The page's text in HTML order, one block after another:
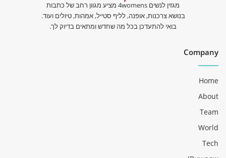
מגזין לנשים 4womens מציע מגוון רחב של כתבות
בנושא צרכנות, אופנה, לליף סטייל, אמהות, טיולים ועוד.
בואי להתעדכן בכל מה שחדש ומתאים בדיוק לך.
Company
Home
About
Team
World
Tech